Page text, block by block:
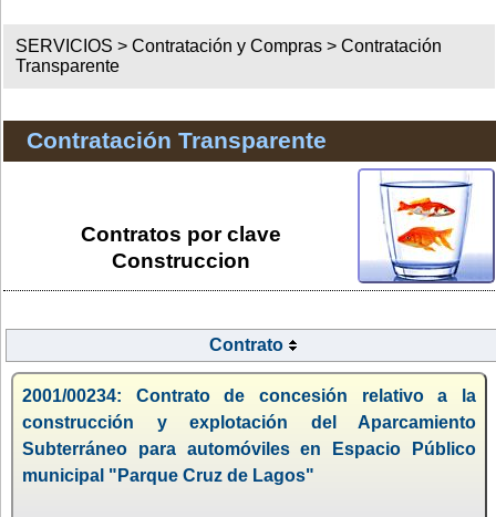
SERVICIOS >Contratación y Compras >Contratación
Transparente
Contratación Transparente
Contratos por clave
Construccion
Contrato
2001/00234: Contrato de concesión relativo a la
construcción y explotación del Aparcamiento
Subterráneo para automóviles en Espacio Público
municipal "Parque Cruz de Lagos"